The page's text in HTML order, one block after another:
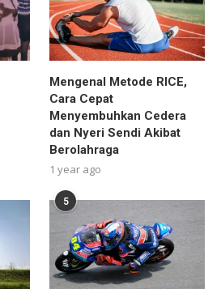
Mengenal Metode RICE,
Cara Cepat
Menyembuhkan Cedera
dan Nyeri Sendi Akibat
Berolahraga
1 year ago
5